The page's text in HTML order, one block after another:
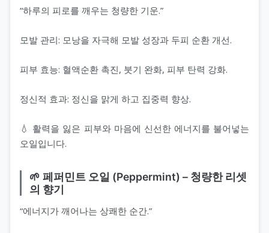
“하루의 피로를 깨우는 청량한 기운.”
모발 관리: 모낭을 자극해 모발 성장과 두피 순환 개선.
피부 효능: 혈액순환 촉진, 붓기 완화, 피부 탄력 강화.
정신적 효과: 정신을 맑게 하고 집중력 향상.
💧 활력을 잃은 피부와 마음에 신선한 에너지를 불어넣는
오일입니다.
🌱 페퍼민트 오일 (Peppermint) – 청량한 리셋
의 향기
“에너지가 깨어나는 상쾌한 순간.”